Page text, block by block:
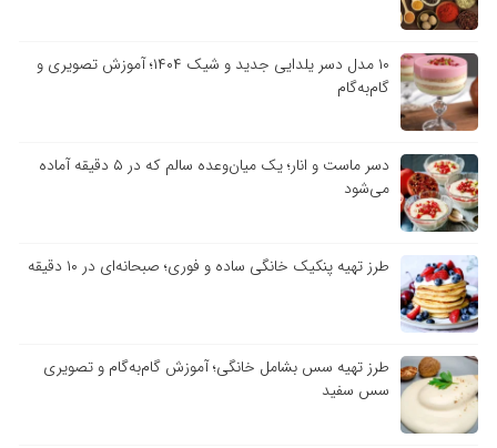
۱۰ مدل دسر یلدایی جدید و شیک ۱۴۰۴؛ آموزش تصویری و
گام‌به‌گام
دسر ماست و انار؛ یک میان‌وعده سالم که در ۵ دقیقه آماده
می‌شود
طرز تهیه پنکیک خانگی ساده و فوری؛ صبحانه‌ای در ۱۰ دقیقه
طرز تهیه سس بشامل خانگی؛ آموزش گام‌به‌گام و تصویری
سس سفید